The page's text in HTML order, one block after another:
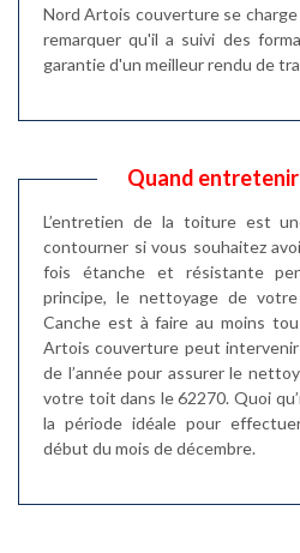
Nord Artois couverture se
remarquer qu'il a suivi des
garantie d'un meilleur rendu de
Quand
L’entretien de la toiture est
contourner si vous souhaitez
fois étanche et résistante
principe, le nettoyage de
Canche est à faire au moins
Artois couverture peut intervenir
de l’année pour assurer le
votre toit dans le 62270. Quoi
la période idéale pour
début du mois de décembre.